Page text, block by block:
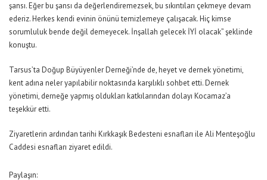
şansı. Eğer bu şansı da değerlendiremezsek, bu sıkıntıları çekmeye devam
ederiz. Herkes kendi evinin önünü temizlemeye çalışacak. Hiç kimse
sorumluluk bende değil demeyecek. İnşallah gelecek İYİ olacak” şeklinde
konuştu.
Tarsus’ta Doğup Büyüyenler Derneği’nde de, heyet ve dernek yönetimi,
kent adına neler yapılabilir noktasında karşılıklı sohbet etti. Dernek
yönetimi, derneğe yapmış oldukları katkılarından dolayı Kocamaz’a
teşekkür etti.
Ziyaretlerin ardından tarihi Kırkkaşık Bedesteni esnafları ile Ali Menteşoğlu
Caddesi esnafları ziyaret edildi.
Paylaşın: